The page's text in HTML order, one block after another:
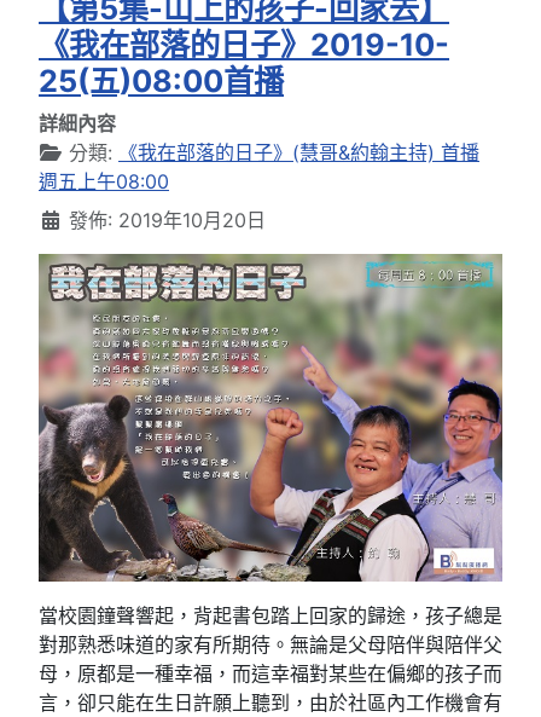
【第5集-山上的孩子-回家去】
《我在部落的日子》2019-10-
25(五)08:00首播
詳細內容
分類:
《我在部落的日子》(慧哥&約翰主持) 首播
週五上午08:00
發佈: 2019年10月20日
當校園鐘聲響起，背起書包踏上回家的歸途，孩子總是
對那熟悉味道的家有所期待。無論是父母陪伴與陪伴父
母，原都是一種幸福，而這幸福對某些在偏鄉的孩子而
言，卻只能在生日許願上聽到，由於社區內工作機會有